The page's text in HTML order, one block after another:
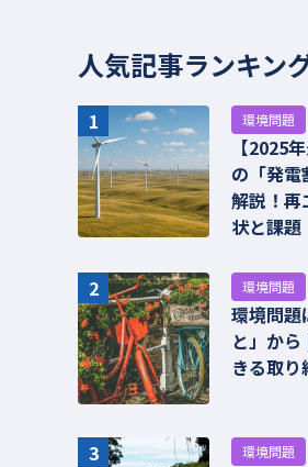
人気記事ランキン
1 環境問題
【2025
の「発電
解説！再
状と課題
2 環境問題
環境問題
と」か
きる取
3 環境問題